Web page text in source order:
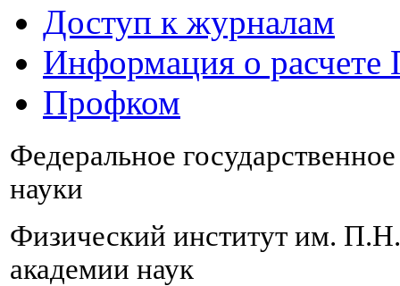
Доступ к журналам
Информация о
Профком
Федеральное
науки
Физический институт им.
академии наук